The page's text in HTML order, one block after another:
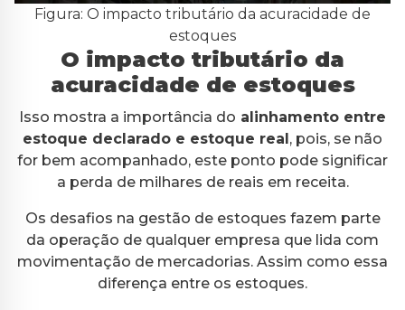
Figura: O impacto tributário da acuracidade de
estoques
O impacto tributário da
acuracidade de estoques
Isso mostra a importância do alinhamento entre
estoque declarado e estoque real, pois, se não
for bem acompanhado, este ponto pode significar
a perda de milhares de reais em receita.
Os desafios na gestão de estoques fazem parte
da operação de qualquer empresa que lida com
movimentação de mercadorias. Assim como essa
diferença entre os estoques.